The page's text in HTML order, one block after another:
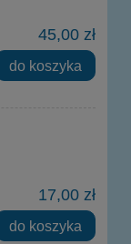
45,00 zł
do koszyka
17,00 zł
do koszyka